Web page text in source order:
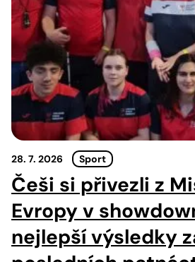
28. 7. 2026 Sport
Češi si přivezli z
Evropy v
nejlepší výsledky